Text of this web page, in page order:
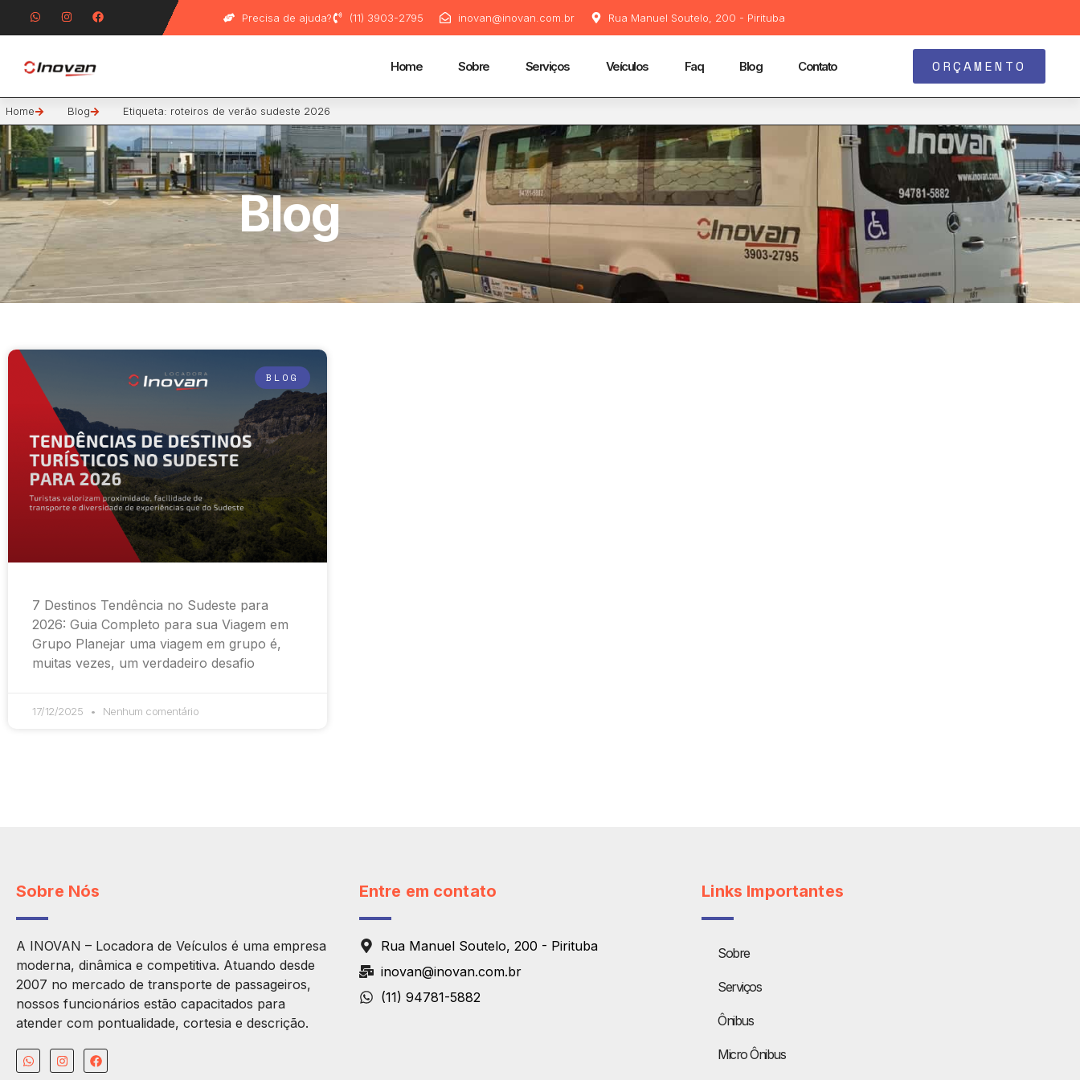
Precisa de ajuda? (11) 3903-2795 inovan@inovan.com.br Rua Manuel Soutelo, 200 - Pirituba
Home Sobre Serviços Veículos Faq Blog Contato ORÇAMENTO
Home Blog Etiqueta: roteiros de verão sudeste 2026
Blog
BLOG
7 Destinos Tendência no Sudeste para
2026: Guia Completo para sua Viagem em
Grupo Planejar uma viagem em grupo é,
muitas vezes, um verdadeiro desafio
17/12/2025 Nenhum comentário
Sobre Nós
A INOVAN – Locadora de Veículos é uma empresa
moderna, dinâmica e competitiva. Atuando desde
2007 no mercado de transporte de passageiros,
nossos funcionários estão capacitados para
atender com pontualidade, cortesia e descrição.
Entre em contato
Rua Manuel Soutelo, 200 - Pirituba
inovan@inovan.com.br
(11) 94781-5882
Links Importantes
Sobre
Serviços
Ônibus
Micro Ônibus